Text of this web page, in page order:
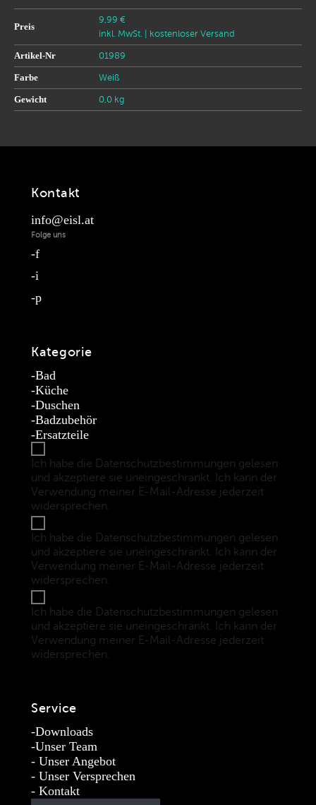
Preis
9,99 €
inkl. MwSt.
| kostenloser Versand
Artikel-Nr 01989
Farbe Weiß
Gewicht 0,0 kg
Kontakt
info@eisl.at
Folge uns
f
i
p
Kategorie
Bad
Küche
Duschen
Badzubehör
Ersatzteile
Ich habe die Datenschutzbestimmungen gelesen
und akzeptiere sie uneingeschränkt. Ich kann der
Verwendung meiner E-Mail-Adresse jederzeit
widersprechen.
Ich habe die Datenschutzbestimmungen gelesen
und akzeptiere sie uneingeschränkt. Ich kann der
Verwendung meiner E-Mail-Adresse jederzeit
widersprechen.
Ich habe die Datenschutzbestimmungen gelesen
und akzeptiere sie uneingeschränkt. Ich kann der
Verwendung meiner E-Mail-Adresse jederzeit
widersprechen.
Service
Downloads
Unser Team
Unser Angebot
Unser Versprechen
Kontakt